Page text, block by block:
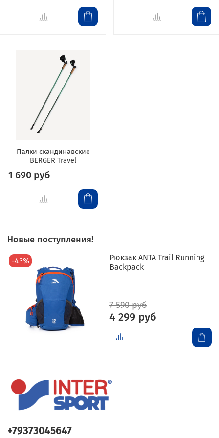
Палки скандинавские
BERGER Travel
1 690 руб
Новые поступления!
-43%
Рюкзак ANTA Trail Running
Backpack
7 590 руб
4 299 руб
+79373045647